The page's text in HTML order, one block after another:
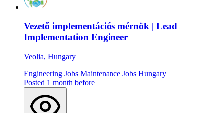
Vezető implementációs mérnök | Lead
Implementation Engineer
Veolia, Hungary
Engineering Jobs Maintenance Jobs Hungary
Posted 1 month before